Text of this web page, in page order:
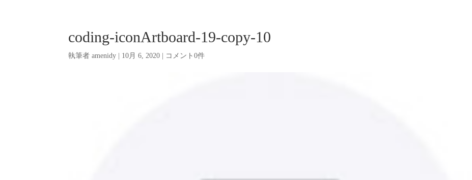
coding-iconArtboard-19-copy-10
執筆者amenidy 10月 6, 2020 コメント0件